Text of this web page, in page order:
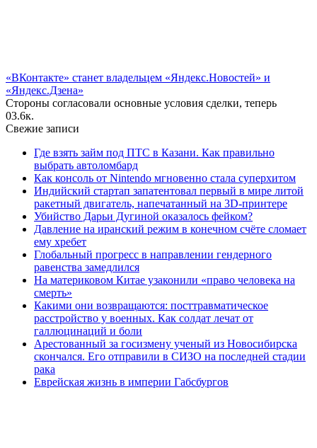
«ВКонтакте» станет владельцем «Яндекс.Новостей» и
«Яндекс.Дзена»
Стороны согласовали основные условия сделки, теперь
03.6к.
Свежие записи
Где взять займ под ПТС в Казани. Как правильно
выбрать автоломбард
Как консоль от Nintendo мгновенно стала суперхитом
Индийский стартап запатентовал первый в мире литой
ракетный двигатель, напечатанный на 3D-принтере
Убийство Дарьи Дугиной оказалось фейком?
Давление на иранский режим в конечном счёте сломает
ему хребет
Глобальный прогресс в направлении гендерного
равенства замедлился
На материковом Китае узаконили «право человека на
смерть»
Какими они возвращаются: посттравматическое
расстройство у военных. Как солдат лечат от
галлюцинаций и боли
Арестованный за госизмену ученый из Новосибирска
скончался. Его отправили в СИЗО на последней стадии
рака
Еврейская жизнь в империи Габсбургов